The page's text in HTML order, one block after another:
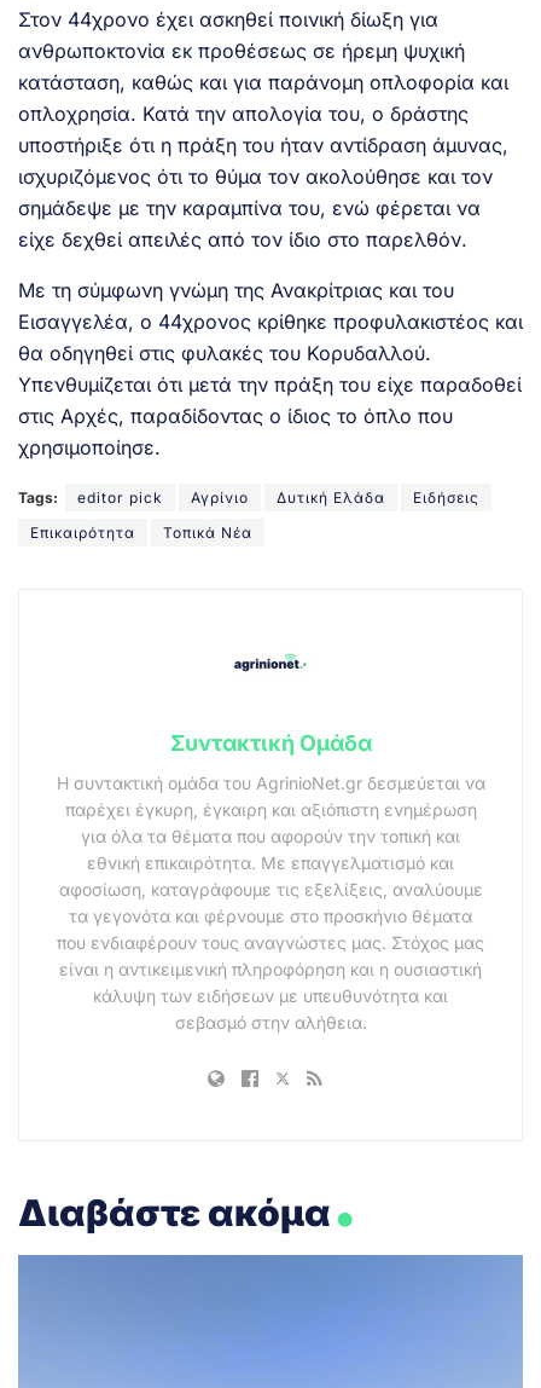
Στον 44χρονο έχει ασκηθεί ποινική δίωξη για
ανθρωποκτονία εκ προθέσεως σε ήρεμη ψυχική
κατάσταση, καθώς και για παράνομη οπλοφορία και
οπλοχρησία. Κατά την απολογία του, ο δράστης
υποστήριξε ότι η πράξη του ήταν αντίδραση άμυνας,
ισχυριζόμενος ότι το θύμα τον ακολούθησε και τον
σημάδεψε με την καραμπίνα του, ενώ φέρεται να
είχε δεχθεί απειλές από τον ίδιο στο παρελθόν.
Με τη σύμφωνη γνώμη της Ανακρίτριας και του
Εισαγγελέα, ο 44χρονος κρίθηκε προφυλακιστέος και
θα οδηγηθεί στις φυλακές του Κορυδαλλού.
Υπενθυμίζεται ότι μετά την πράξη του είχε παραδοθεί
στις Αρχές, παραδίδοντας ο ίδιος το όπλο που
χρησιμοποίησε.
Tags: editor pick Αγρίνιο Δυτική Ελάδα
Ειδήσεις
Επικαιρότητα
Τοπικά Νέα
Συντακτική Ομάδα
Η συντακτική ομάδα του AgrinioNet.gr δεσμεύεται να
παρέχει έγκυρη, έγκαιρη και αξιόπιστη ενημέρωση
για όλα τα θέματα που αφορούν την τοπική και
εθνική επικαιρότητα. Με επαγγελματισμό και
αφοσίωση, καταγράφουμε τις εξελίξεις, αναλύουμε
τα γεγονότα και φέρνουμε στο προσκήνιο θέματα
που ενδιαφέρουν τους αναγνώστες μας. Στόχος μας
είναι η αντικειμενική πληροφόρηση και η ουσιαστική
κάλυψη των ειδήσεων με υπευθυνότητα και
σεβασμό στην αλήθεια.
Διαβάστε ακόμα.